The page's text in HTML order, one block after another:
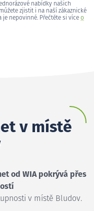
nabídky našich
zjistit i na naší zákaznické
nepovinné. Přečtěte si více o
v místě
od WIA pokrývá přes
v místě Bludov.